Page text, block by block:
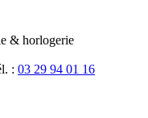
& horlogerie
: 03 29 94 01 16